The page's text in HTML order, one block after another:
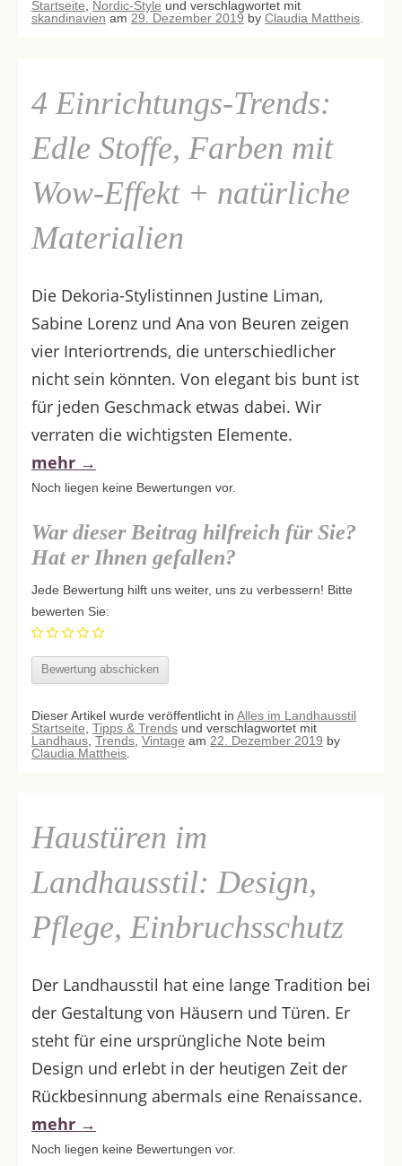
Startseite, Nordic-Style und verschlagwortet mit
skandinavien am 29. Dezember 2019 by Claudia Mattheis.
4 Einrichtungs-Trends:
Edle Stoffe, Farben mit
Wow-Effekt + natürliche
Materialien
Die Dekoria-Stylistinnen Justine Liman,
Sabine Lorenz und Ana von Beuren zeigen
vier Interiortrends, die unterschiedlicher
nicht sein könnten. Von elegant bis bunt ist
für jeden Geschmack etwas dabei. Wir
verraten die wichtigsten Elemente.
mehr →
Noch liegen keine Bewertungen vor.
War dieser Beitrag hilfreich für Sie?
Hat er Ihnen gefallen?
Jede Bewertung hilft uns weiter, uns zu verbessern! Bitte
bewerten Sie:
Dieser Artikel wurde veröffentlicht in Alles im Landhausstil
Startseite Tipps & Trends und verschlagwortet mit
Landhaus Trends Vintage am 22. Dezember 2019 by
Claudia Mattheis
Haustüren im
Landhausstil: Design,
Pflege, Einbruchsschutz
Der Landhausstil hat eine lange Tradition bei
der Gestaltung von Häusern und Türen. Er
steht für eine ursprüngliche Note beim
Design und erlebt in der heutigen Zeit der
Rückbesinnung abermals eine Renaissance.
mehr →
Noch liegen keine Bewertungen vor.